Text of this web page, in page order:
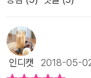
것이 많지 않지만 의외
손길이 닿지 않은 천
들까지, 아이슬란드를
란드는 화산과 빙하,
힐링을 하고 싶어 하
인디캣 2018-05-